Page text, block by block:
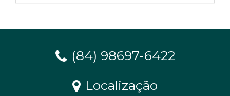
(84) 98697-6422
Localização